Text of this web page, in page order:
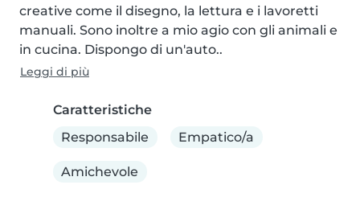
creative come il disegno, la lettura e i lavoretti
manuali. Sono inoltre a mio agio con gli animali e
in cucina. Dispongo di un'auto..
Leggi di più
Caratteristiche
Responsabile
Empatico/a
Amichevole